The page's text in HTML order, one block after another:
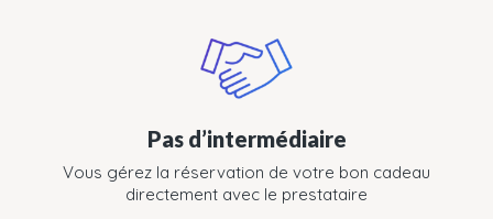
Pas d’intermédiaire
Vous gérez la réservation de votre bon cadeau
directement avec le prestataire